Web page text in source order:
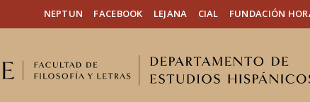
NEPTUN FACEBOOK LEJANA CIAL FUNDACIÓN